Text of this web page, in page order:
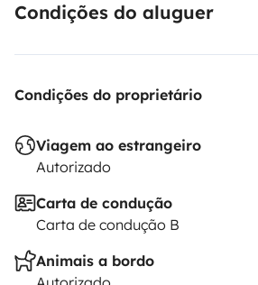
Condições do aluguer
Condições do proprietário
Viagem ao estrangeiro
Autorizado
Carta de condução
Carta de condução B
Animais a bordo